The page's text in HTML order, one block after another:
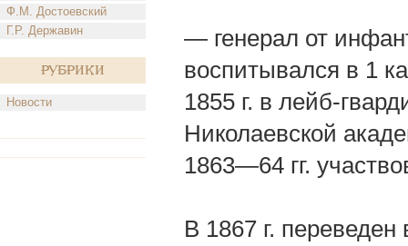
Ф.М. Достоевский
Г.Р. Державин
Рубрики
Новости
— генерал от
воспитывался в 1
1855 г. в лейб-
Николаевской
1863—64 гг.
В 1867 г.